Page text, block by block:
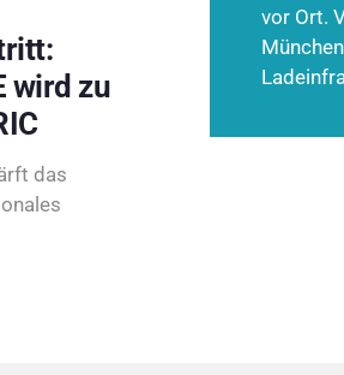
vor Ort.
wird zu
das